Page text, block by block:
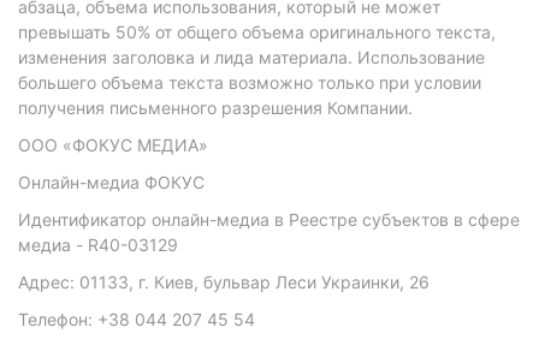
абзаца, объема использования, который не может
превышать 50% от общего объема оригинального текста,
изменения заголовка и лида материала. Использование
большего объема текста возможно только при условии
получения письменного разрешения Компании.
ООО «ФОКУС МЕДИА»
Онлайн-медиа ФОКУС
Идентификатор онлайн-медиа в Реестре субъектов в сфере
медиа - R40-03129
Адрес: 01133, г. Киев, бульвар Леси Украинки, 26
Телефон: +38 044 207 45 54